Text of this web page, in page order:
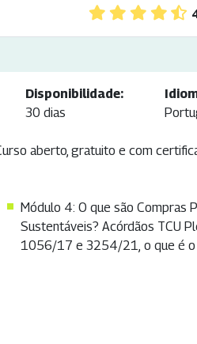
Disponibilidade:
30 dias
aberto, gratuito e com
Módulo 4: O que são Compras
Sustentáveis? Acórdãos TCU
1056/17 e 3254/21, o que é o